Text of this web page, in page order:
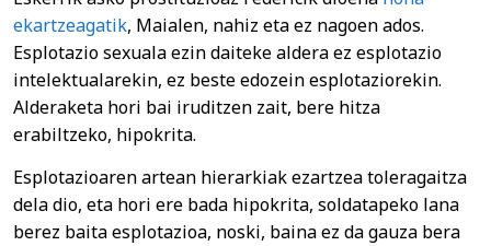
ekartzeagatik, Maialen, nahiz eta ez nagoen ados.
Esplotazio sexuala ezin daiteke aldera ez esplotazio
intelektualarekin, ez beste edozein esplotaziorekin.
Alderaketa hori bai iruditzen zait, bere hitza
erabiltzeko, hipokrita.
Esplotazioaren artean hierarkiak ezartzea toleragaitza
dela dio, eta hori ere bada hipokrita, soldatapeko lana
berez baita esplotazioa, noski, baina ez da gauza bera